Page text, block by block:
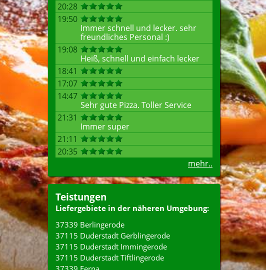
20:28
19:50
Immer schnell und lecker. sehr
freundliches Personal :)
19:08
Heiß, schnell und einfach lecker
18:41
17:07
14:47
Sehr gute Pizza. Toller Service
21:31
Immer super
21:11
20:35
mehr..
Teistungen
Liefergebiete in der näheren Umgebung:
37339 Berlingerode
37115 Duderstadt Gerblingerode
37115 Duderstadt Immingerode
37115 Duderstadt Tiftlingerode